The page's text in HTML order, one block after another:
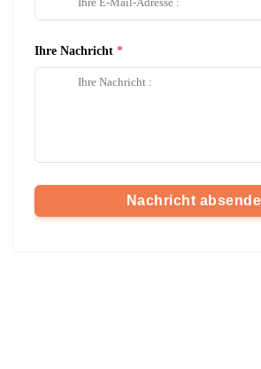
Ihre Nachricht
Nachricht